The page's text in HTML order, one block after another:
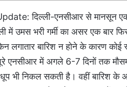
दिल्ली-एनसीआर से मानसून एक
में उमस भरी गर्मी का असर एक बार
लगातार बारिश न होने के कारण कोई
एनसीआर में अगले 6-7 दिनों तक मौसम
भी निकल सकती है। वहीं बारिश के